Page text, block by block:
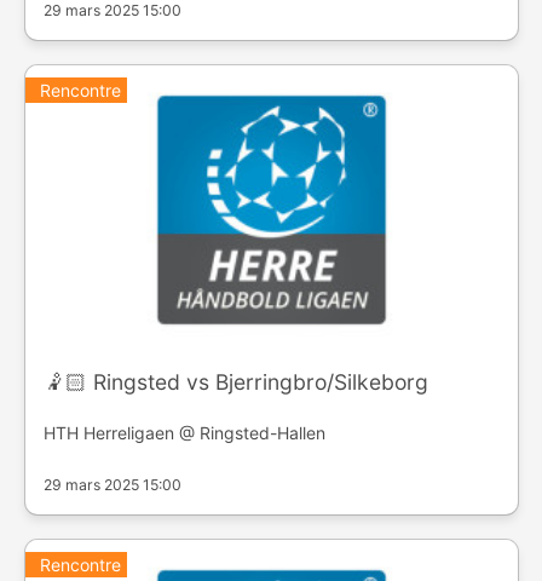
29 mars 2025 15:00
Rencontre
🤾🏻 Ringsted vs Bjerringbro/Silkeborg
HTH Herreligaen @ Ringsted-Hallen
29 mars 2025 15:00
Rencontre